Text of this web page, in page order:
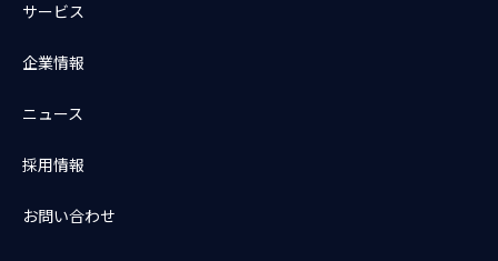
サービス
企業情報
ニュース
採用情報
お問い合わせ